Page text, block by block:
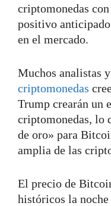
criptomonedas
positivo
en el mercado.
Muchos analistas y
criptomonedas
Trump crearán un
criptomonedas, lo
de oro» para
amplia de las
El precio de
históricos la noche